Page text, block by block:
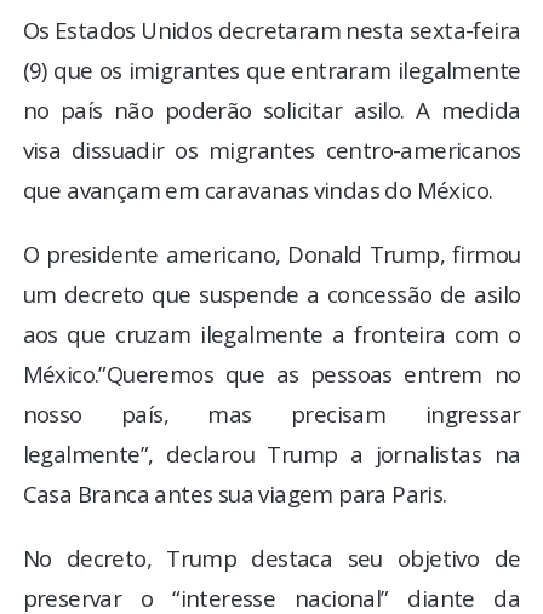
ENQUETE
TV LPB
Os Estados Unidos decretaram nesta sexta-feira
(9) que os imigrantes que entraram ilegalmente
no país não poderão solicitar asilo. A medida
visa dissuadir os migrantes centro-americanos
que avançam em caravanas vindas do México.
O presidente americano, Donald Trump, firmou
um decreto que suspende a concessão de asilo
aos que cruzam ilegalmente a fronteira com o
México.”Queremos que as pessoas entrem no
nosso país, mas precisam ingressar
legalmente”, declarou Trump a jornalistas na
Casa Branca antes sua viagem para Paris.
No decreto, Trump destaca seu objetivo de
preservar o “interesse nacional” diante da